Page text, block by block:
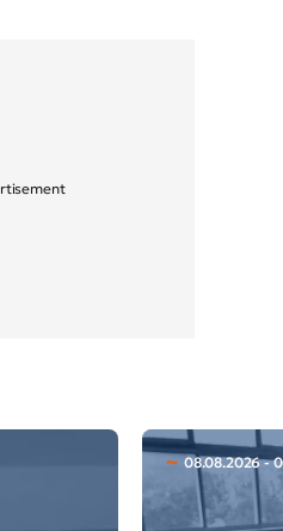
08.08.2026 -